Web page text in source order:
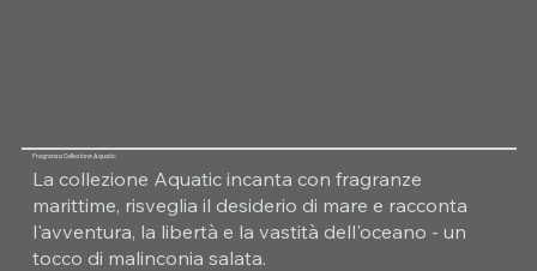
Fragranza Collezione Aquatic
La collezione Aquatic incanta con fragranze
marittime, risveglia il desiderio di mare e racconta
l'avventura, la libertà e la vastità dell'oceano - un
tocco di malinconia salata.